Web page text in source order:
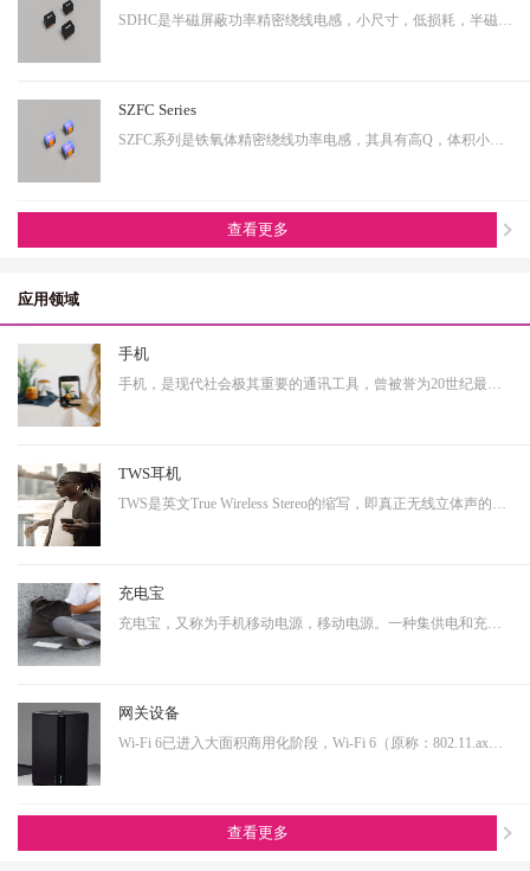
SDHC是半磁屏蔽功率精密绕线电感，小尺寸，低损耗，半磁屏蔽等特点，适用于小型化终端产品。
SZFC Series
SZFC系列是铁氧体精密绕线功率电感，其具有高Q，体积小，电流大等特性。适用于小型化产品。
查看更多
应用领域
手机
手机，是现代社会极其重要的通讯工具，曾被誉为20世纪最伟大的发明之一。从早期的大哥大，到功能手机，到现在的智能手机，通讯制式不断升级，功能也越来越多样化。而正是因为其具有相当多样化的功能，使得其具有相当大的延展性，即可以演变成诸多其他产品形态的终端产品。…
TWS耳机
TWS是英文True Wireless Stereo的缩写，即真正无线立体声的意思，TWS技术同样也是基于蓝牙芯片技术的发展。按其工作原理来说是指手机通过连接主耳机，再由主耳机通过无线方式快速连接副耳机，实现真正的蓝牙左右声道无线分离使用。不连接从音箱时，主音箱回到单声道音质。…
充电宝
充电宝，又称为手机移动电源，移动电源。一种集供电和充电功能于一体的便携式充电器，可以给手机等数码设备随时随地充电或待机供电。随着移动产品的大量普及，以及移动设备的功能多样化，其用电需求也是越来越大，随身携带一个充电宝变为了常态，同时共享充电宝这个行业也…
网关设备
Wi-Fi 6已进入大面积商用化阶段，Wi-Fi 6（原称：802.11.ax）即第六代无线网络技术，提升更高的带宽，降低延时，连接用户数量提升明显。从IoT大布局的角度看，Wi-Fi 6在其中扮演着尤为重要的角色，也是高端技术的产物，内部有非常多的电源转换单元，亦需要搭配大电流功率…
查看更多